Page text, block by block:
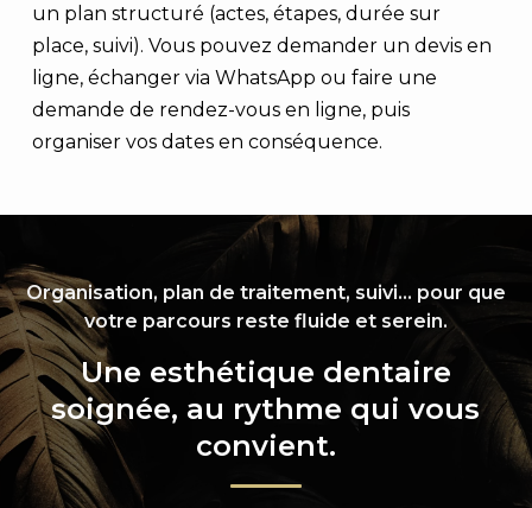
un plan structuré (actes, étapes, durée sur
place, suivi). Vous pouvez demander un devis en
ligne, échanger via WhatsApp ou faire une
demande de rendez-vous en ligne, puis
organiser vos dates en conséquence.
Organisation, plan de traitement, suivi… pour que
votre parcours reste fluide et serein.
Une esthétique dentaire
soignée, au rythme qui vous
convient.